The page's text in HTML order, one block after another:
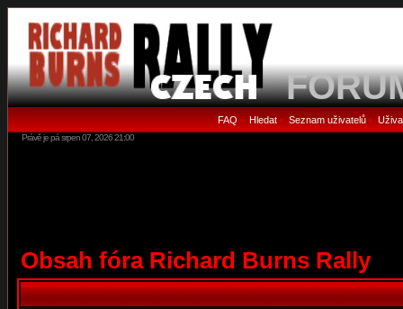
FAQ • Hledat• Seznam uživatelů•
Právě je pá srpen 07, 2026 21:00
Obsah fóra Richard Burns Rally